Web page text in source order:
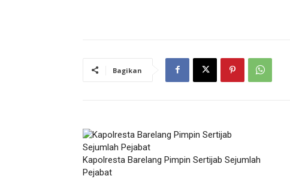
Bagikan
Kapolresta Barelang Pimpin Sertijab Sejumlah
Pejabat